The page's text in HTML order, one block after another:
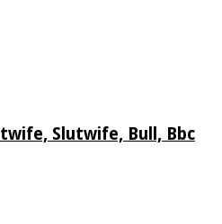
Slutwife, Bull, Bbc